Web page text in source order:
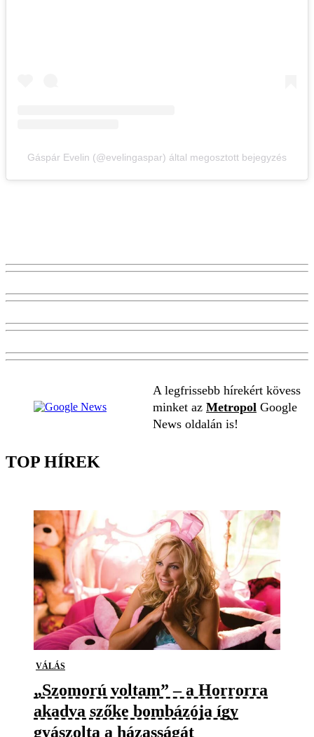
Gáspár Evelin (@evelingaspar) által megosztott bejegyzés
A legfrissebb hírekért kövess
minket az Metropol Google
News oldalán is!
TOP HÍREK
VÁLÁS
„Szomorú voltam” – a Horrorra
akadva szőke bombázója így
gyászolta a házasságát